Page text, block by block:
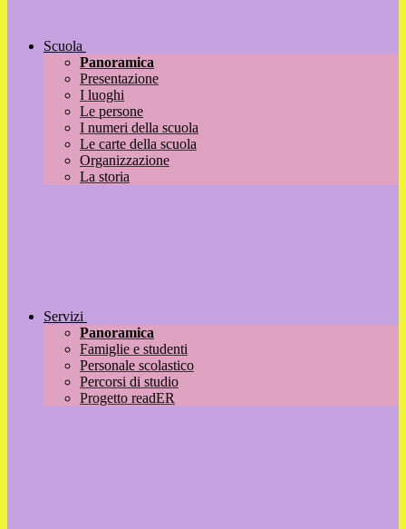
Scuola
Panoramica
Presentazione
I luoghi
Le persone
I numeri della scuola
Le carte della scuola
Organizzazione
La storia
Servizi
Panoramica
Famiglie e studenti
Personale scolastico
Percorsi di studio
Progetto readER